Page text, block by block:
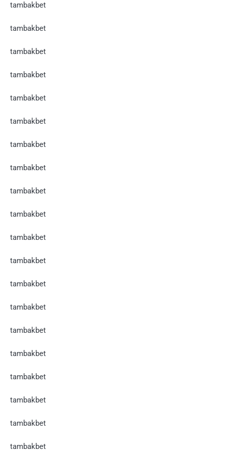
tambakbet
tambakbet
tambakbet
tambakbet
tambakbet
tambakbet
tambakbet
tambakbet
tambakbet
tambakbet
tambakbet
tambakbet
tambakbet
tambakbet
tambakbet
tambakbet
tambakbet
tambakbet
tambakbet
tambakbet